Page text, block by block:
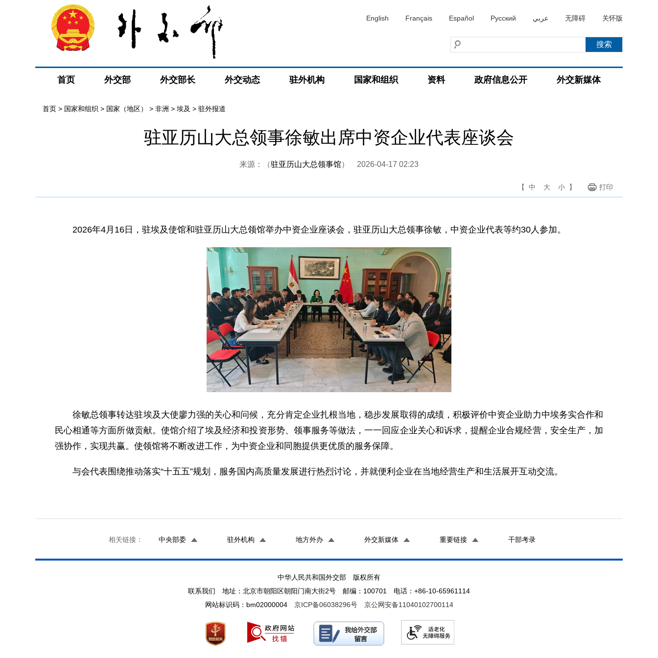
English Français Español Русский عربي 无障碍 关怀版
首页 外交部 外交部长 外交动态 驻外机构 国家和组织 资料 政府信息公开 外交新媒体
首页 > 国家和组织 > 国家（地区） > 非洲 > 埃及 > 驻外报道
驻亚历山大总领事徐敏出席中资企业代表座谈会
来源：（驻亚历山大总领事馆） 2026-04-17 02:23
【 中 大 小 】 打印
2026年4月16日，驻埃及使馆和驻亚历山大总领馆举办中资企业座谈会，驻亚历山大总领事徐敏，中资企业代表等约30人参加。
徐敏总领事转达驻埃及大使廖力强的关心和问候，充分肯定企业扎根当地，稳步发展取得的成绩，积极评价中资企业助力中埃务实合作和
民心相通等方面所做贡献。使馆介绍了埃及经济和投资形势、领事服务等做法，一一回应企业关心和诉求，提醒企业合规经营，安全生产，加
强协作，实现共赢。使领馆将不断改进工作，为中资企业和同胞提供更优质的服务保障。
与会代表围绕推动落实“十五五”规划，服务国内高质量发展进行热烈讨论，并就便利企业在当地经营生产和生活展开互动交流。
相关链接： 中央部委 驻外机构 地方外办 外交新媒体 重要链接 干部考录
中华人民共和国外交部 版权所有
联系我们 地址：北京市朝阳区朝阳门南大街2号 邮编：100701 电话：+86-10-65961114
网站标识码：bm02000004 京ICP备06038296号 京公网安备11040102700114